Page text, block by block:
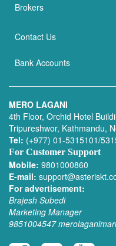
Brokers
Contact Us
Bank Accounts
MERO LAGANI
4th Floor, Orchid Hotel
Tripureshwor, Kathmandu,
Tel: (+977) 01-5315101/
For Customer Support
Mobile: 9801000860
E-mail:
For advertisement:
Brajesh Subedi
Marketing Manager
9851004547